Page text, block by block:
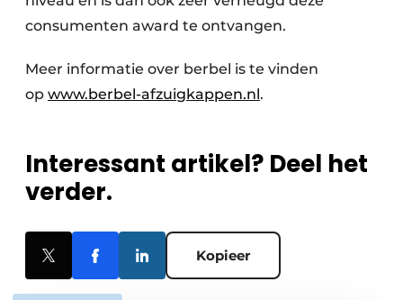
consumenten award te ontvangen.
Meer informatie over berbel is te vinden
op www.berbel-afzuigkappen.nl.
Interessant artikel? Deel het
verder.
Kopieer